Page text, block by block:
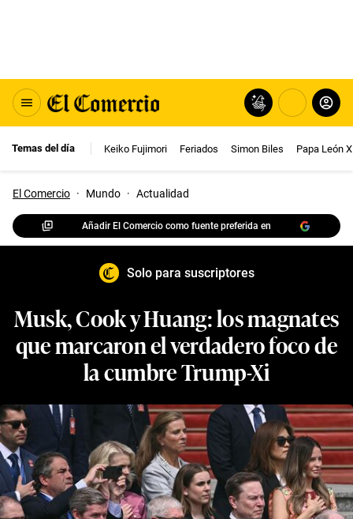
Temas del día Keiko Fujimori Feriados Simon Biles Papa León
El Comercio · Mundo · Actualidad
Añadir El Comercio como fuente preferida en
Solo para suscriptores
Musk, Cook y Huang: los magnates
que marcaron el verdadero foco de
la cumbre Trump-Xi